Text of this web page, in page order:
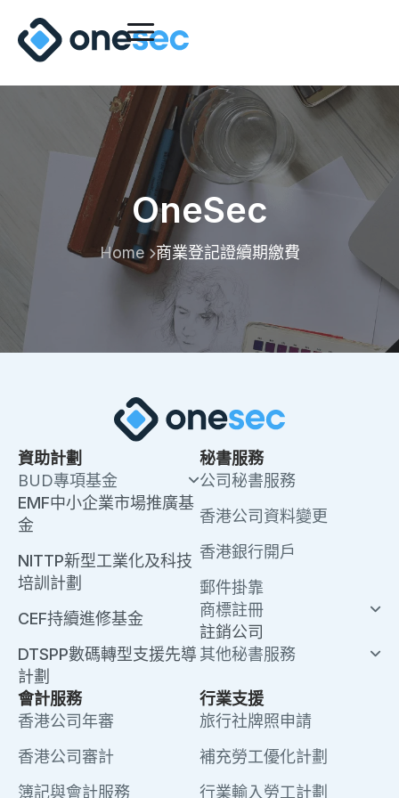
OneSec
Home 商業登記證續期繳費
資助計劃
BUD專項基金
EMF中小企業市場推廣基
金
NITTP新型工業化及科技
培訓計劃
CEF持續進修基金
DTSPP數碼轉型支援先導
計劃
秘書服務
公司秘書服務
香港公司資料變更
香港銀行開戶
郵件掛靠
商標註冊
註銷公司
其他秘書服務
會計服務
香港公司年審
香港公司審計
簿記與會計服務
行業支援
旅行社牌照申請
補充勞工優化計劃
行業輸入勞工計劃